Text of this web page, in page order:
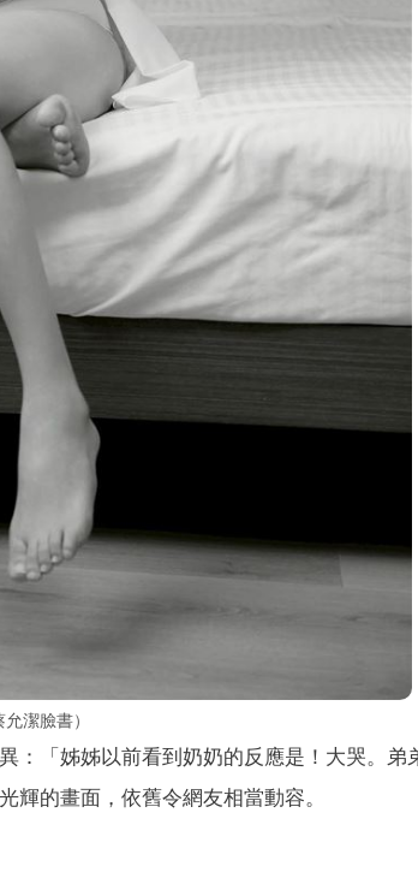
潔臉書）
：「姊姊以前看到奶奶的反應是！大哭。弟
輝的畫面，依舊令網友相當動容。